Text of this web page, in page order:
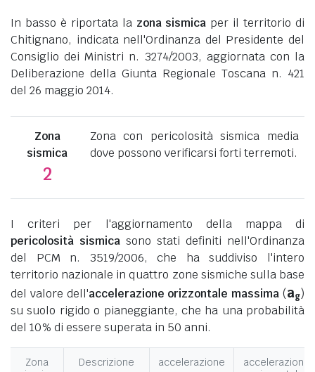
In basso è riportata la zona sismica per il territorio di
Chitignano, indicata nell'Ordinanza del Presidente del
Consiglio dei Ministri n. 3274/2003, aggiornata con la
Deliberazione della Giunta Regionale Toscana n. 421
del 26 maggio 2014.
Zona
sismica
2
Zona con pericolosità sismica media
dove possono verificarsi forti terremoti.
I criteri per l'aggiornamento della mappa di
pericolosità sismica sono stati definiti nell'Ordinanza
del PCM n. 3519/2006, che ha suddiviso l'intero
territorio nazionale in quattro zone sismiche sulla base
del valore dell'accelerazione orizzontale massima (ag)
su suolo rigido o pianeggiante, che ha una probabilità
del 10% di essere superata in 50 anni.
Zona
Descrizione
accelerazione
accelerazione